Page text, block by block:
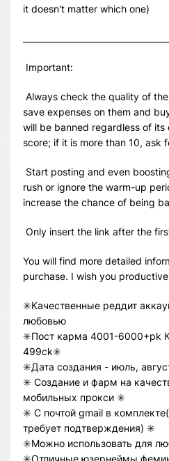
it doesn't matter which one)
Important:
Always check the quality of
save expenses on them and
will be banned regardless of
score; if it is more than 10, ask
Start posting and even
rush or ignore the warm-up
increase the chance of being
Only insert the link after the
You will find more detailed
purchase. I wish you
✳️Качественные реддит
любовью
✳️Пост карма 4001-6000+pk
499ck✳️
✳️Дата создания - июль,
✳️ Создание и фарм на
мобильных прокси ✳️
✳️ С почтой gmail в
требует подтверждения) ✳️
✳️Можно использовать для
✳️Отличные юзернеймы
Всего позиций в корзине
Всего товара в корзине
Сумма к оплате (без скидок)